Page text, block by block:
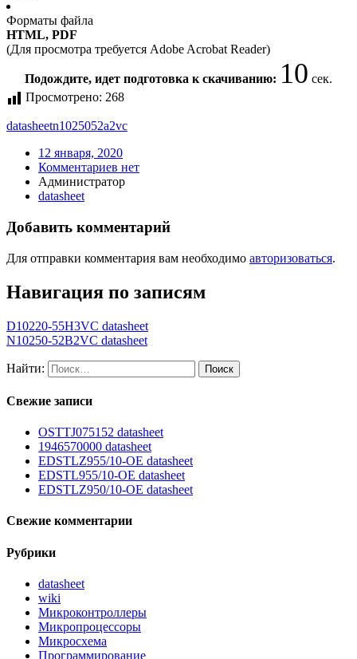
Форматы файла
HTML, PDF
(Для просмотра требуется Adobe Acrobat Reader)
Подождите, идет подготовка к скачиванию: 10 сек.
Просмотрено: 268
datasheetn1025052a2vc
12 января, 2020
Комментариев нет
Администратор
datasheet
Добавить комментарий
Для отправки комментария вам необходимо авторизоваться.
Навигация по записям
D10220-55H3VC datasheet
N10250-52B2VC datasheet
Найти:
Свежие записи
OSTTJ075152 datasheet
1946570000 datasheet
EDSTLZ955/10-OE datasheet
EDSTL955/10-OE datasheet
EDSTLZ950/10-OE datasheet
Свежие комментарии
Рубрики
datasheet
wiki
Микроконтроллеры
Микропроцессоры
Микросхема
Программирование